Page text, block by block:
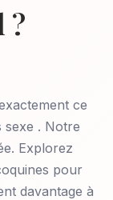
?
ce
sexe . Notre
Explorez
pour
davantage à